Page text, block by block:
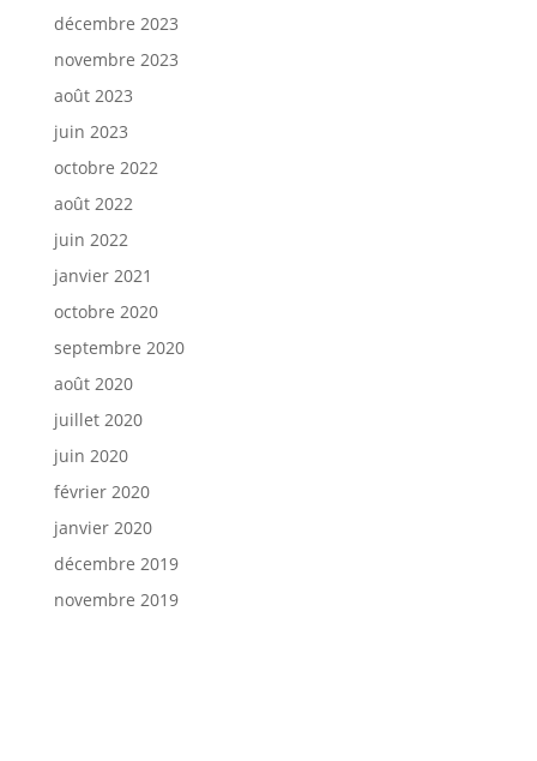
décembre 2023
novembre 2023
août 2023
juin 2023
octobre 2022
août 2022
juin 2022
janvier 2021
octobre 2020
septembre 2020
août 2020
juillet 2020
juin 2020
février 2020
janvier 2020
décembre 2019
novembre 2019